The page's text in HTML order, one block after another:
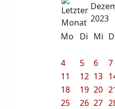
2023
Mo
Di Mi
4
5 6 7
11
12 13
18
19 20
25
26 27